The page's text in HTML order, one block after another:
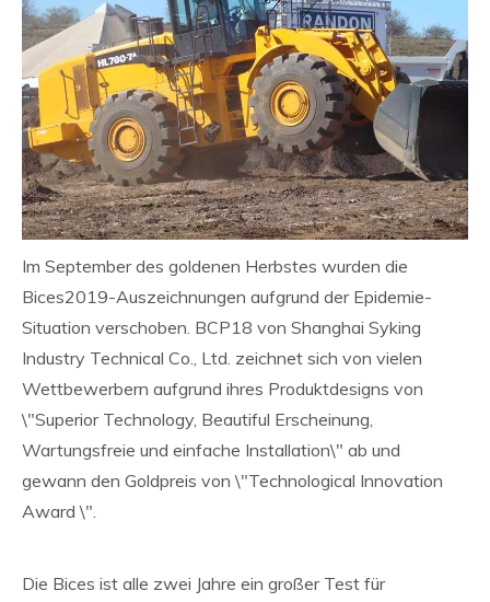
Im September des goldenen Herbstes wurden die
Bices2019-Auszeichnungen aufgrund der Epidemie-
Situation verschoben. BCP18 von Shanghai Syking
Industry Technical Co., Ltd. zeichnet sich von vielen
Wettbewerbern aufgrund ihres Produktdesigns von
\"Superior Technology, Beautiful Erscheinung,
Wartungsfreie und einfache Installation\" ab und
gewann den Goldpreis von \"Technological Innovation
Award \".
Die Bices ist alle zwei Jahre ein großer Test für